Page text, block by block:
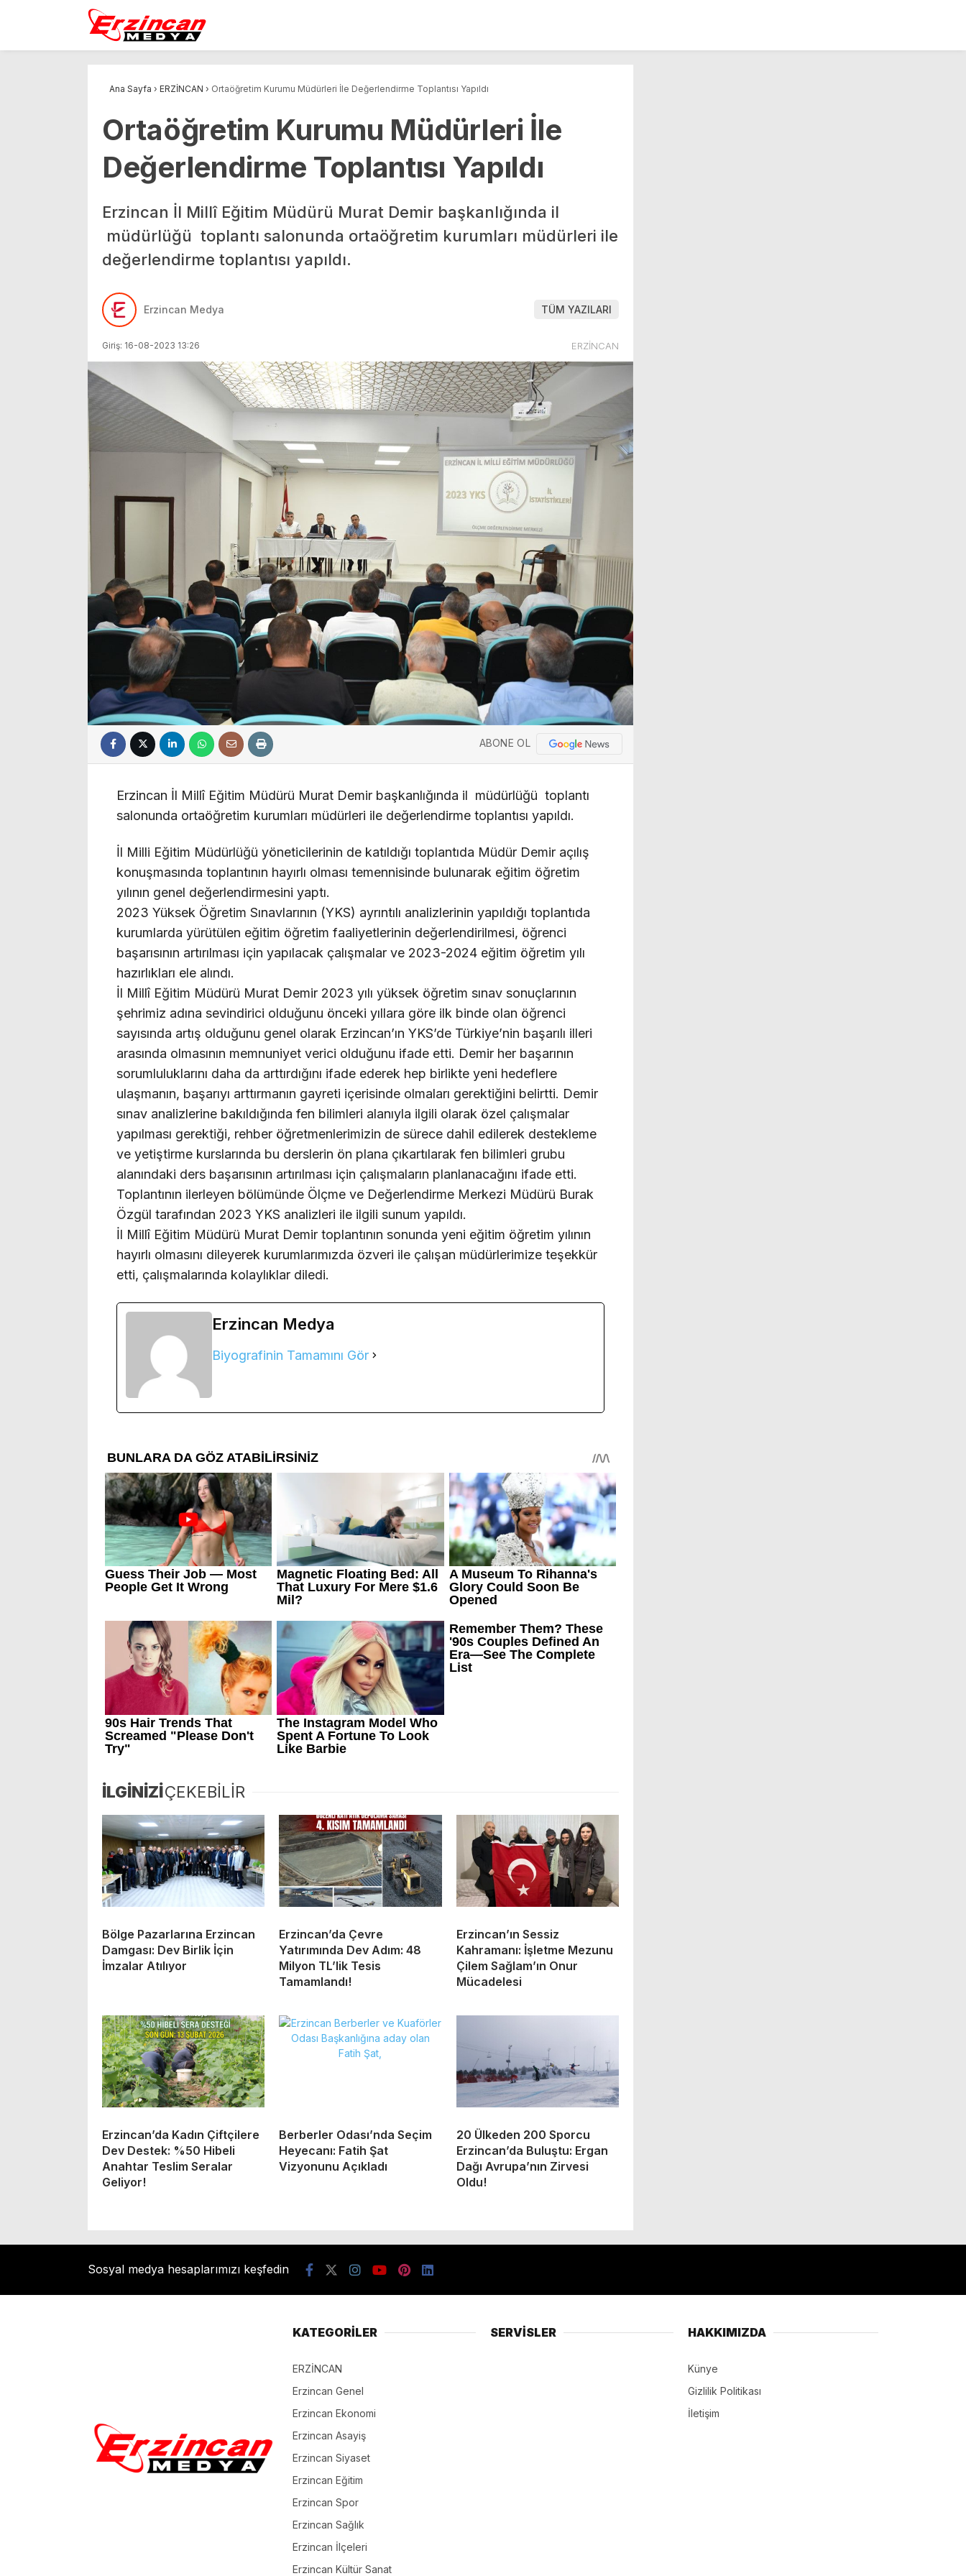
Ana Sayfa › ERZİNCAN › Ortaöğretim Kurumu Müdürleri İle Değerlendirme Toplantısı Yapıldı
Ortaöğretim Kurumu Müdürleri İle
Değerlendirme Toplantısı Yapıldı
Erzincan İl Millî Eğitim Müdürü Murat Demir başkanlığında il
müdürlüğü toplantı salonunda ortaöğretim kurumları müdürleri ile
değerlendirme toplantısı yapıldı.
Erzincan Medya TÜM YAZILARI
Giriş: 16-08-2023 13:26 ERZİNCAN
ABONE OL
Erzincan İl Millî Eğitim Müdürü Murat Demir başkanlığında il müdürlüğü toplantı
salonunda ortaöğretim kurumları müdürleri ile değerlendirme toplantısı yapıldı.
İl Milli Eğitim Müdürlüğü yöneticilerinin de katıldığı toplantıda Müdür Demir açılış
konuşmasında toplantının hayırlı olması temennisinde bulunarak eğitim öğretim
yılının genel değerlendirmesini yaptı.
2023 Yüksek Öğretim Sınavlarının (YKS) ayrıntılı analizlerinin yapıldığı toplantıda
kurumlarda yürütülen eğitim öğretim faaliyetlerinin değerlendirilmesi, öğrenci
başarısının artırılması için yapılacak çalışmalar ve 2023-2024 eğitim öğretim yılı
hazırlıkları ele alındı.
İl Millî Eğitim Müdürü Murat Demir 2023 yılı yüksek öğretim sınav sonuçlarının
şehrimiz adına sevindirici olduğunu önceki yıllara göre ilk binde olan öğrenci
sayısında artış olduğunu genel olarak Erzincan’ın YKS’de Türkiye’nin başarılı illeri
arasında olmasının memnuniyet verici olduğunu ifade etti. Demir her başarının
sorumluluklarını daha da arttırdığını ifade ederek hep birlikte yeni hedeflere
ulaşmanın, başarıyı arttırmanın gayreti içerisinde olmaları gerektiğini belirtti. Demir
sınav analizlerine bakıldığında fen bilimleri alanıyla ilgili olarak özel çalışmalar
yapılması gerektiği, rehber öğretmenlerimizin de sürece dahil edilerek destekleme
ve yetiştirme kurslarında bu derslerin ön plana çıkartılarak fen bilimleri grubu
alanındaki ders başarısının artırılması için çalışmaların planlanacağını ifade etti.
Toplantının ilerleyen bölümünde Ölçme ve Değerlendirme Merkezi Müdürü Burak
Özgül tarafından 2023 YKS analizleri ile ilgili sunum yapıldı.
İl Millî Eğitim Müdürü Murat Demir toplantının sonunda yeni eğitim öğretim yılının
hayırlı olmasını dileyerek kurumlarımızda özveri ile çalışan müdürlerimize teşekkür
etti, çalışmalarında kolaylıklar diledi.
Erzincan Medya
Biyografinin Tamamını Gör
İLGİNİZİÇEKEBİLİR
Bölge Pazarlarına Erzincan
Damgası: Dev Birlik İçin
İmzalar Atılıyor
Erzincan’da Çevre
Yatırımında Dev Adım: 48
Milyon TL’lik Tesis
Tamamlandı!
Erzincan’ın Sessiz
Kahramanı: İşletme Mezunu
Çilem Sağlam’ın Onur
Mücadelesi
Erzincan’da Kadın Çiftçilere
Dev Destek: %50 Hibeli
Anahtar Teslim Seralar
Geliyor!
Berberler Odası’nda Seçim
Heyecanı: Fatih Şat
Vizyonunu Açıkladı
20 Ülkeden 200 Sporcu
Erzincan’da Buluştu: Ergan
Dağı Avrupa’nın Zirvesi
Oldu!
Sosyal medya hesaplarımızı keşfedin
KATEGORİLER
ERZİNCAN
Erzincan Genel
Erzincan Ekonomi
Erzincan Asayiş
Erzincan Siyaset
Erzincan Eğitim
Erzincan Spor
Erzincan Sağlık
Erzincan İlçeleri
Erzincan Kültür Sanat
SERVİSLER HAKKIMIZDA
Künye
Gizlilik Politikası
İletişim